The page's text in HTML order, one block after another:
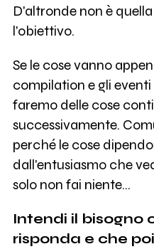
D'altronde non è
l'obiettivo.
Se le cose vanno
compilation e gli
faremo delle cose
successivamente.
perché le cose
dall'entusiasmo che
solo non fai niente...
Intendi il bisogno
risponda e che